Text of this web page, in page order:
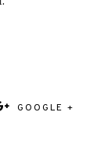
GOOGLE +